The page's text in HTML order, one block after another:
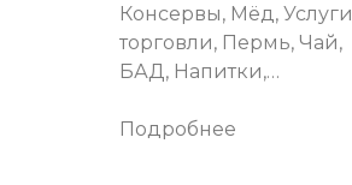
Консервы, Мёд, Услуги
торговли, Пермь, Чай,
БАД, Напитки,
Текстиль
Подробнее